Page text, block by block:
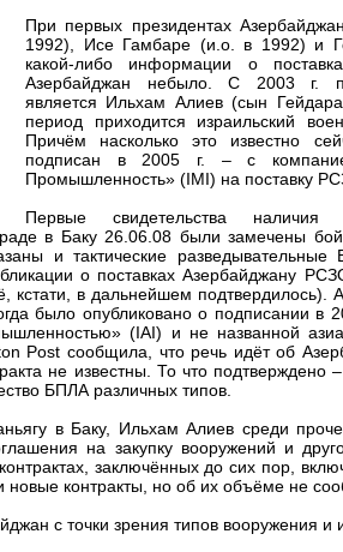
При первых президентах
1992), Исе Гамбаре (и.о. в 1992) и
какой-либо информации о
Азербайджан небыло. С 2003 г.
является Ильхам Алиев (сын
период приходится израильский
Причём насколько это известно
подписан в 2005 г. – с
Промышленность» (IMI) на поставку
Первые свидетельства
в Баку 26.06.08 были замечены
и тактические
о поставках Азербайджану
кстати, в дальнейшем подтвердилось).
было опубликовано о подписании в
(IAI) и не названной
Post сообщила, что речь идёт об
не известны. То что подтверждено
БПЛА различных типов.
в Баку, Ильхам Алиев среди
на закупку вооружений и
заключённых до сих пор,
новые контракты, но об их объёме не
с точки зрения типов вооружения и